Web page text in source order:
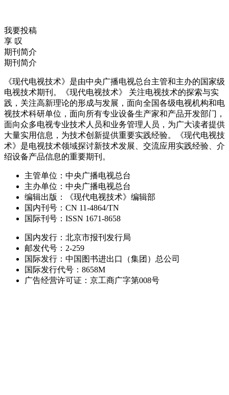
我要投稿
享 叹
期刊简介
期刊简介
《现代电视技术》是由中央广播电视总台主管和主办的国家级
电视技术期刊。《现代电视技术》 关注电视技术的探索与实
践，关注高新理论的形成与发展，面向全国各级电视机构和电
视技术科研单位，面向所有专业设备生产家和产品开发部门，
面向众多电视专业技术人员和业务管理人员，为广大读者提供
大量实用信息，为技术创新提供重要实践经验。《现代电视技
术》是电视技术领域探讨新技术发展、交流应用实践经验、介
绍设备产品信息的重要期刊。
主管单位： 中央广播电视总台
主办单位： 中央广播电视总台
编辑出版：
《现代电视技术》编辑部
国内刊号： CN 11-4864/TN
国际刊号： ISSN 1671-8658
国内发行： 北京市报刊发行局
邮发代号： 2-259
国际发行： 中国图书进出口（集团）总公司
国际发行代号： 8658M
广告经营许可证： 京工商广字第008号